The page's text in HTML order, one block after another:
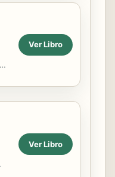
Ver Libro
Ver Libro